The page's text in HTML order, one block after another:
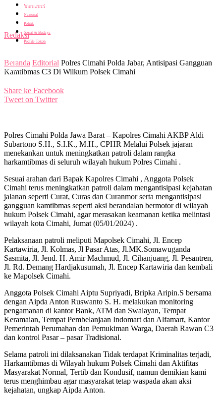
Internasional
Nasional
Politik
Sosial & Budaya
Profile Tokoh
Beranda Editorial Polres Cimahi Polda Jabar, Antisipasi Gangguan
Kamtibmas C3 Di Wilkum Polsek Cimahi
Kamtibmas C3 Di Wilkum Polsek Cimahi
Oleh
Redaksi
182
views
Share ke Facebook
Tweet on Twitter
Polres Cimahi Polda Jawa Barat – Kapolres Cimahi AKBP Aldi
Subartono S.H., S.I.K., M.H., CPHR Melalui Polsek jajaran
menekankan untuk meningkatkan patroli dalam rangka
harkamtibmas di seluruh wilayah hukum Polres Cimahi .
Sesuai arahan dari Bapak Kapolres Cimahi , Anggota Polsek
Cimahi terus meningkatkan patroli dalam mengantisipasi kejahatan
jalanan seperti Curat, Curas dan Curanmor serta mengantisipasi
gangguan kamtibmas seperti aksi berandalan bermotor di wilayah
hukum Polsek Cimahi, agar merasakan keamanan ketika melintasi
wilayah kota Cimahi, Jumat (05/01/2024) .
Pelaksanaan patroli meliputi Mapolsek Cimahi, Jl. Encep
Kartawiria, Jl. Kolmas, Jl Pasar Atas, Jl.MK.Somawuganda
Sasmita, Jl. Jend. H. Amir Machmud, Jl. Cihanjuang, Jl. Pesantren,
Jl. Rd. Demang Hardjakusumah, Jl. Encep Kartawiria dan kembali
ke Mapolsek Cimahi.
Anggota Polsek Cimahi Aiptu Supriyadi, Bripka Aripin.S bersama
dengan Aipda Anton Ruswanto S. H. melakukan monitoring
pengamanan di kantor Bank, ATM dan Swalayan, Tempat
Keramaian, Tempat Pembelanjaan Indomart dan Alfamart, Kantor
Pemerintah Perumahan dan Pemukiman Warga, Daerah Rawan C3
dan kontrol Pasar – pasar Tradisional.
Selama patroli ini dilaksanakan Tidak terdapat Kriminalitas terjadi,
Harkamtibmas di Wilayah hukum Polsek Cimahi dan Aktifitas
Masyarakat Normal, Tertib dan Kondusif, namun demikian kami
terus menghimbau agar masyarakat tetap waspada akan aksi
kejahatan, ungkap Aipda Anton.